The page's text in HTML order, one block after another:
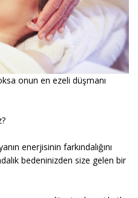
onun en ezeli düşmanı
enerjisinin farkındalığını
bedeninizden size gelen bir